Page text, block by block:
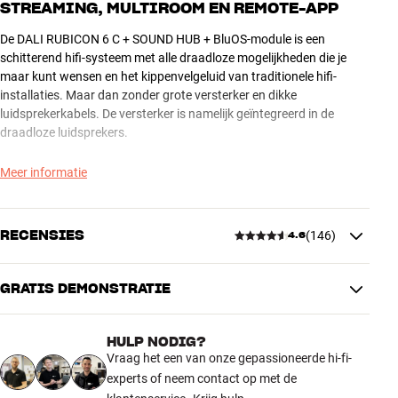
STREAMING, MULTIROOM EN REMOTE-APP
De DALI RUBICON 6 C + SOUND HUB + BluOS-module is een
schitterend hifi-systeem met alle draadloze mogelijkheden die je
maar kunt wensen en het kippenvelgeluid van traditionele hifi-
installaties. Maar dan zonder grote versterker en dikke
luidsprekerkabels. De versterker is namelijk geïntegreerd in de
draadloze luidsprekers.
Via de slimme Bluesound-module combineer je de voordelen van
mogelijkheden van streaming. En dat zonder compromissen op het
gebied van geluidskwaliteit. Met Bluesound en RUBICON krijg je
namelijk een geluidskwaliteit die nog beter is dan een CD – helemaal
draadloos!
waardoor hij heel goed past in je interieur. Als je goed geluid en een
elegant interieur belangrijk vindt, dan is RUBICON de oplossing voor
jou. Maar dat is nog niet alles!
Meer informatie
RECENSIES 4.6(146)
4.6
146 recensies
GRATIS DEMONSTRATIE
HULP NODIG?
Vraag het een van onze gepassioneerde hi-fi-
experts of neem contact op met de